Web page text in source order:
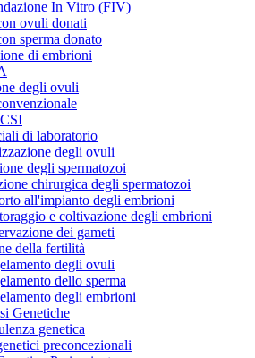
In Vitro (FIV)
ovuli donati
sperma donato
di embrioni
degli ovuli
di laboratorio
degli ovuli
degli spermatozoi
chirurgica degli spermatozoi
all'impianto degli embrioni
e coltivazione degli embrioni
dei gameti
della fertilità
degli ovuli
dello sperma
degli embrioni
Genetiche
genetica
preconcezionali